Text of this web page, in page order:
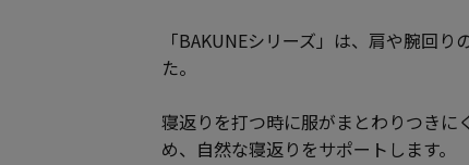
「BAKUNEシリーズ」は、肩や腕回
た。
寝返りを打つ時に服がまとわりつきに
め、自然な寝返りをサポートします。